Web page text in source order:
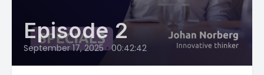
Episode 2
September 17, 2025 • 00:42:42